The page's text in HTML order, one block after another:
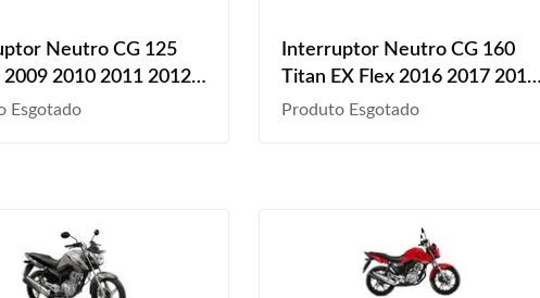
Neutro CG 125
2009 2010 2011 2012
Esgotado
Interruptor Neutro CG 160
Titan EX Flex 2016 2017 2018
2019 2020 2021 2022 2023
Produto Esgotado